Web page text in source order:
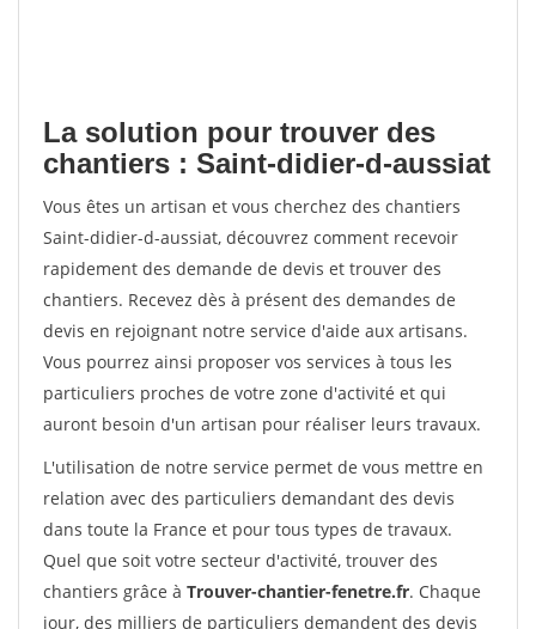
La solution pour trouver des
chantiers : Saint-didier-d-aussiat
Vous êtes un artisan et vous cherchez des chantiers
Saint-didier-d-aussiat, découvrez comment recevoir
rapidement des demande de devis et trouver des
chantiers. Recevez dès à présent des demandes de
devis en rejoignant notre service d'aide aux artisans.
Vous pourrez ainsi proposer vos services à tous les
particuliers proches de votre zone d'activité et qui
auront besoin d'un artisan pour réaliser leurs travaux.
L'utilisation de notre service permet de vous mettre en
relation avec des particuliers demandant des devis
dans toute la France et pour tous types de travaux.
Quel que soit votre secteur d'activité, trouver des
chantiers grâce à Trouver-chantier-fenetre.fr. Chaque
jour, des milliers de particuliers demandent des devis